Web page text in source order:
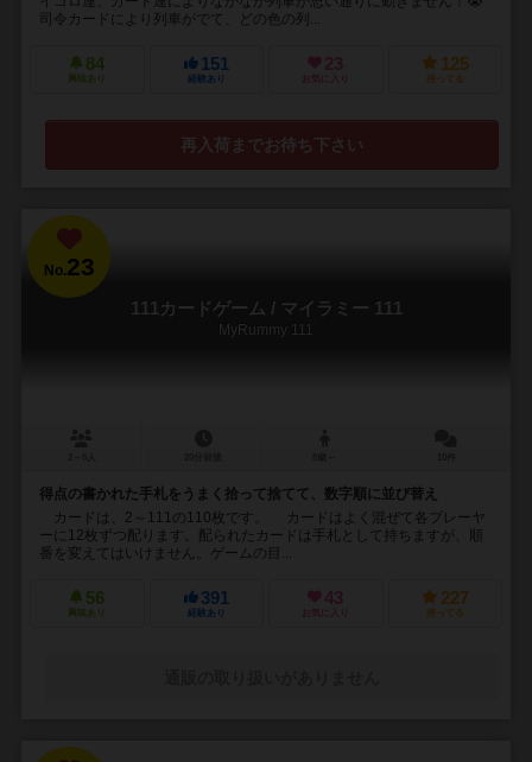
司令カードにより列車がでて、どの色の列...
84
興味あり
151
経験あり
23
お気に入り
125
持ってる
再入荷までお待ち下さい
No.23
111カードゲーム / マイラミー 111
MyRummy 111
得点の書かれた手札をうまく拾って捨てて、数字順に並び替え
カードは、2～111の110枚です。 カードはよく混ぜて各プレーヤ
ーに12枚ずつ配ります。配られたカードは手札として持ちますが、順
番を変えてはいけません。ゲームの目...
56
興味あり
391
経験あり
43
お気に入り
227
持ってる